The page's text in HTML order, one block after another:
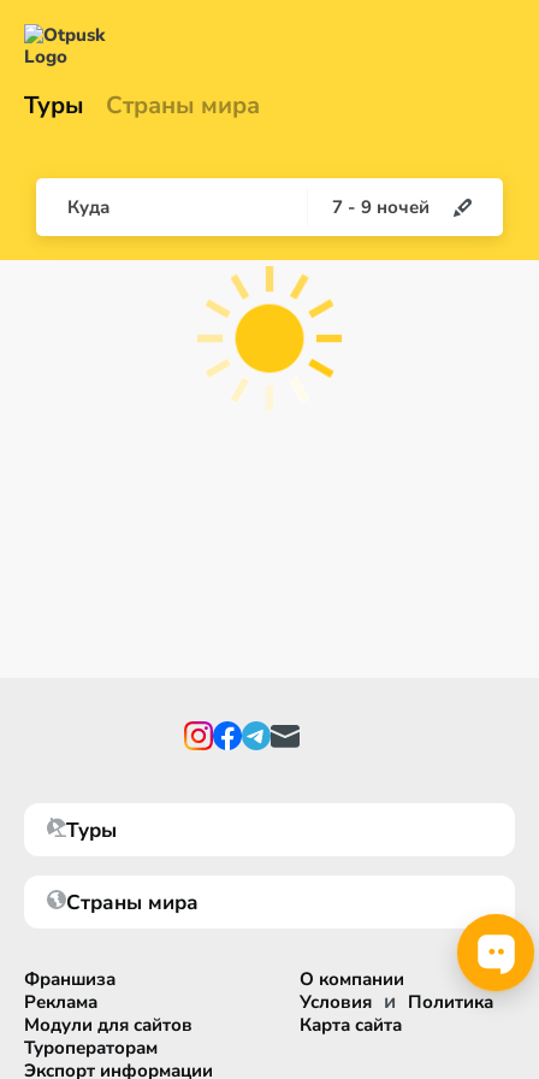
Туры Страны мира
Куда 7 - 9 ночей
Туры
Страны мира
Франшиза
Реклама
Модули для сайтов
Туроператорам
Экспорт информации
О компании
Условия и Политика
Карта сайта